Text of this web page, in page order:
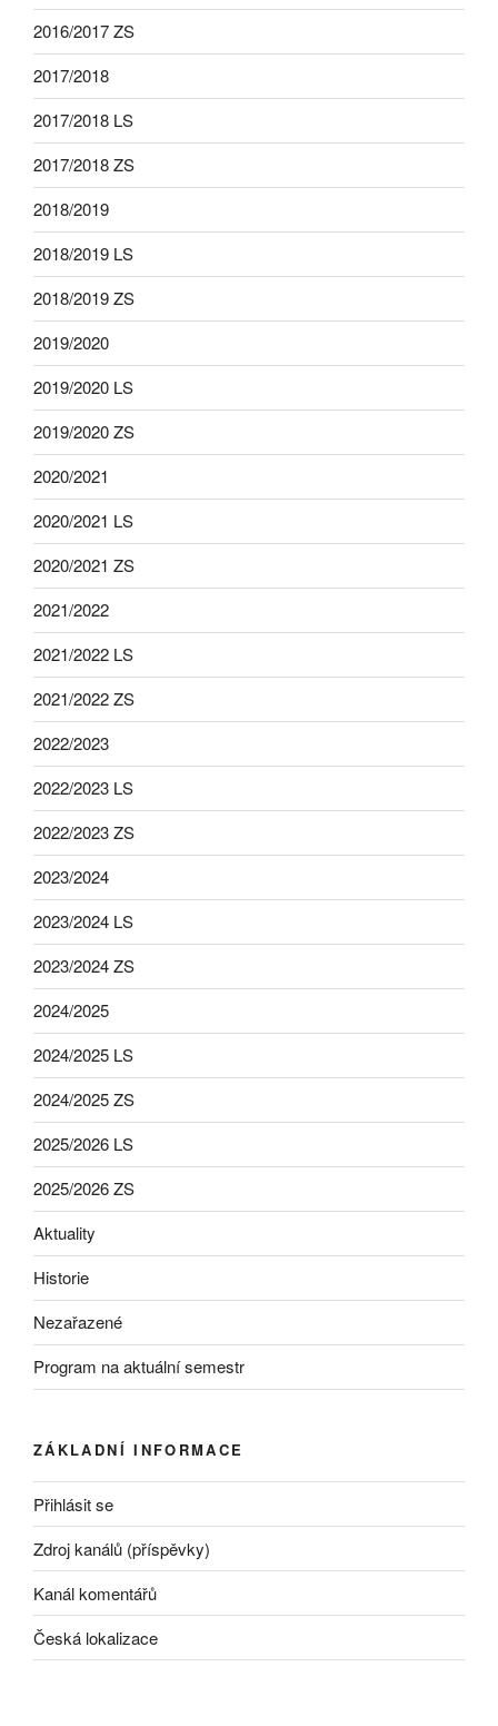
2016/2017 ZS
2017/2018
2017/2018 LS
2017/2018 ZS
2018/2019
2018/2019 LS
2018/2019 ZS
2019/2020
2019/2020 LS
2019/2020 ZS
2020/2021
2020/2021 LS
2020/2021 ZS
2021/2022
2021/2022 LS
2021/2022 ZS
2022/2023
2022/2023 LS
2022/2023 ZS
2023/2024
2023/2024 LS
2023/2024 ZS
2024/2025
2024/2025 LS
2024/2025 ZS
2025/2026 LS
2025/2026 ZS
Aktuality
Historie
Nezařazené
Program na aktuální semestr
ZÁKLADNÍ INFORMACE
Přihlásit se
Zdroj kanálů (příspěvky)
Kanál komentářů
Česká lokalizace